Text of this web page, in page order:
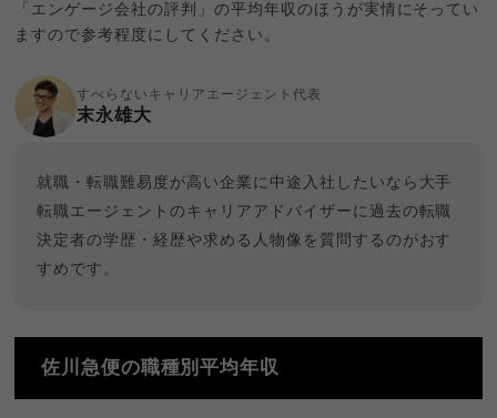
「エンゲージ会社の評判」の平均年収のほうが実情にそってい
ますので参考程度にしてください。
すべらないキャリアエージェント代表
末永雄大
就職・転職難易度が高い企業に中途入社したいなら大手
転職エージェントのキャリアアドバイザーに過去の転職
決定者の学歴・経歴や求める人物像を質問するのがおす
すめです。
佐川急便の職種別平均年収